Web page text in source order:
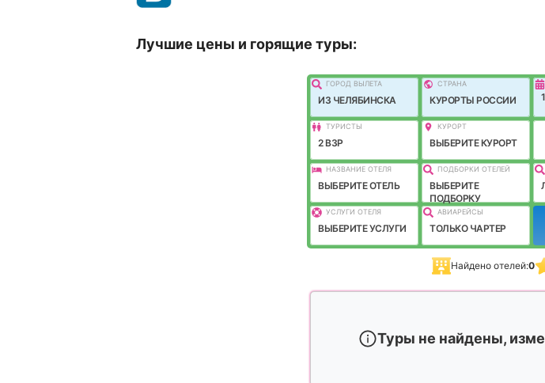
Лучшие цены и горящие туры:
ГОРОД ВЫЛEТА
ИЗ ЧЕЛЯБИНСКА
СТРАНА
КУРОРТЫ РОССИИ
ТУРИСТЫ
2 ВЗР
КУРОРТ
ВЫБЕРИТЕ КУРОРТ
НАЗВАНИЕ ОТЕЛЯ
ВЫБЕРИТЕ ОТЕЛЬ
ПОДБОРКИ ОТЕЛЕЙ
ВЫБЕРИТЕ
ПОДБОРКУ
УСЛУГИ ОТЕЛЯ
ВЫБЕРИТЕ УСЛУГИ
АВИАРЕЙСЫ
ТОЛЬКО ЧАРТЕР
Найдено отелей:0
Туры не найдены,